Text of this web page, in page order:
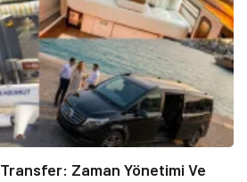
Zaman Yönetimi Ve